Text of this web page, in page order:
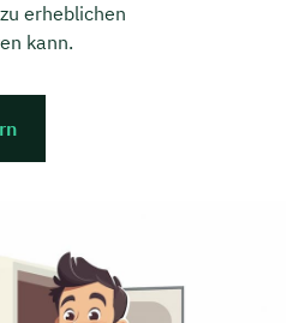
erheblichen
kann.